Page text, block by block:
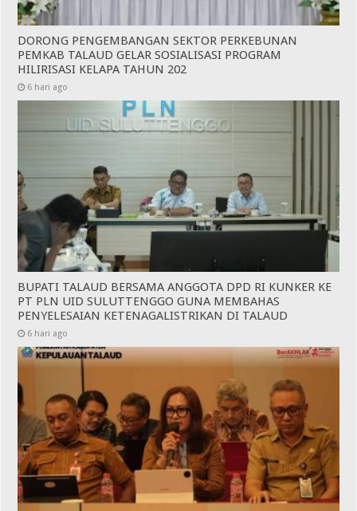
DORONG PENGEMBANGAN SEKTOR PERKEBUNAN
PEMKAB TALAUD GELAR SOSIALISASI PROGRAM
HILIRISASI KELAPA TAHUN 202
6 hari ago
BUPATI TALAUD BERSAMA ANGGOTA DPD RI KUNKER KE
PT PLN UID SULUTTENGGO GUNA MEMBAHAS
PENYELESAIAN KETENAGALISTRIKAN DI TALAUD
6 hari ago